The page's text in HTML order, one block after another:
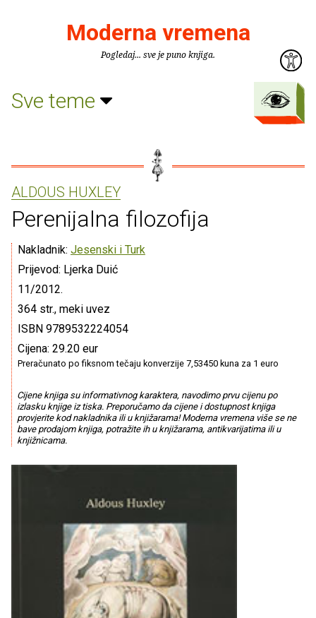
Moderna vremena
Pogledaj... sve je puno knjiga.
Sve teme
ALDOUS HUXLEY
Perenijalna filozofija
Nakladnik: Jesenski i Turk
Prijevod: Ljerka Duić
11/2012.
364 str., meki uvez
ISBN 9789532224054
Cijena: 29.20 eur
Preračunato po fiksnom tečaju konverzije 7,53450 kuna za 1 euro
Cijene knjiga su informativnog karaktera, navodimo prvu cijenu po
izlasku knjige iz tiska. Preporučamo da cijene i dostupnost knjiga
provjerite kod nakladnika ili u knjižarama! Moderna vremena više se ne
bave prodajom knjiga, potražite ih u knjižarama, antikvarijatima ili u
knjižnicama.